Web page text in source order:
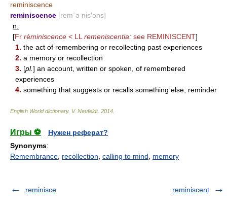
reminiscence
reminiscence [rem΄ə nis′əns]
n.
[Fr réminiscence < LL remeniscentia: see REMINISCENT]
1. the act of remembering or recollecting past experiences
2. a memory or recollection
3. [pl.] an account, written or spoken, of remembered
experiences
4. something that suggests or recalls something else; reminder
English World dictionary. V. Neufeldt. 2014
Игры ⚽
Нужен реферат?
Synonyms:
Remembrance recollection calling to mind memory
reminisce reminiscent